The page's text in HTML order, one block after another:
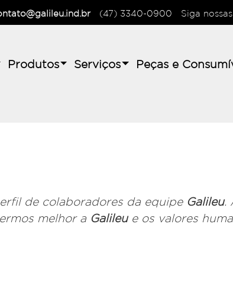
(47) 3340-0900 Siga
Produtos Serviços Peças e
de colaboradores da equipe Galileu.
melhor a Galileue os valores